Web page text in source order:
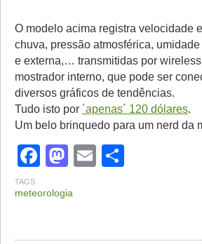
O modelo acima registra velocidade
chuva, pressão atmosférica,
e externa,… transmitidas por
mostrador interno, que pode ser
diversos gráficos de tendências.
Tudo isto por ´apenas´ 120 dólares.
Um belo brinquedo para um nerd da
Facebook
Mastodon
Email
TAGS
meteorologia